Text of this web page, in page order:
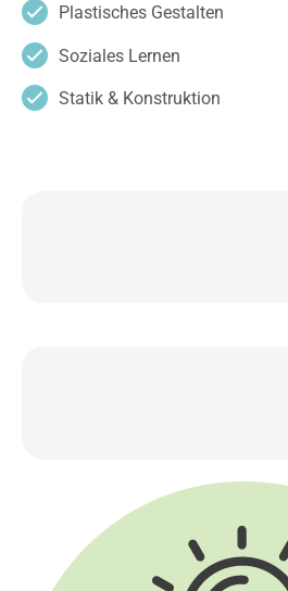
Plastisches Gestalten
Soziales Lernen
Statik & Konstruktion